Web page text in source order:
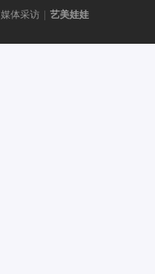
媒体采访 艺美娃娃